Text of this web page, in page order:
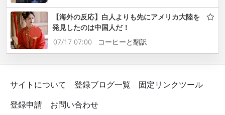
【海外の反応】白人よりも先にアメリカ大陸を
発見したのは中国人だ！
07/17 07:00
コーヒーと翻訳
サイトについて 登録ブログ一覧
固定リンクツール
登録申請
お問い合わせ